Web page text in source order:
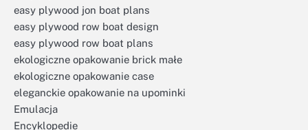
easy plywood jon boat plans
easy plywood row boat design
easy plywood row boat plans
ekologiczne opakowanie brick małe
ekologiczne opakowanie case
eleganckie opakowanie na upominki
Emulacja
Encyklopedie